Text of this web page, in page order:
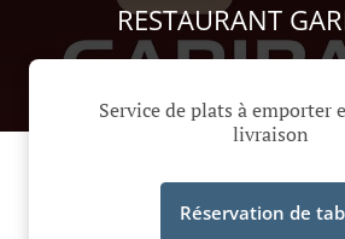
RESTAURANT
Service de plats à emporter
livraison
Réservation de